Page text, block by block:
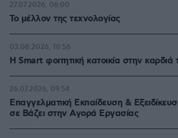
Το μέλλον της τεχνολογίας
27.07.2026, 06:00
Η Smart φοιτητική κατοικία στην
03.08.2026, 10:56
Επαγγελματική Εκπαίδευση &
σε Bάζει στην Aγορά Eργασίας
26.07.2026, 09:54